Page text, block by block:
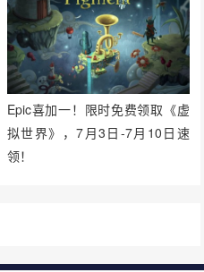
Epic喜加一！限时免费领取《虚
拟世界》，7月3日-7月10日速
领！